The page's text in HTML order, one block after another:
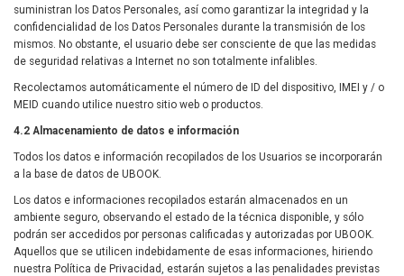
suministran los Datos Personales, así como garantizar la integridad y la
confidencialidad de los Datos Personales durante la transmisión de los
mismos. No obstante, el usuario debe ser consciente de que las medidas
de seguridad relativas a Internet no son totalmente infalibles.
Recolectamos automáticamente el número de ID del dispositivo, IMEI y / o
MEID cuando utilice nuestro sitio web o productos.
4.2 Almacenamiento de datos e información
Todos los datos e información recopilados de los Usuarios se incorporarán
a la base de datos de UBOOK.
Los datos e informaciones recopilados estarán almacenados en un
ambiente seguro, observando el estado de la técnica disponible, y sólo
podrán ser accedidos por personas calificadas y autorizadas por UBOOK.
Aquellos que se utilicen indebidamente de esas informaciones, hiriendo
nuestra Política de Privacidad, estarán sujetos a las penalidades previstas